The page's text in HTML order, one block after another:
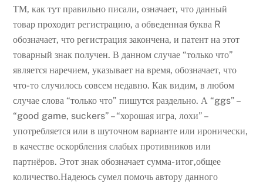
ТМ, как тут правильно писали, означает, что данный
товар проходит регистрацию, а обведенная буква R
обозначает, что регистрация закончена, и патент на этот
товарный знак получен. В данном случае “только что”
является наречием, указывает на время, обозначает, что
что-то случилось совсем недавно. Как видим, в любом
случае слова “только что” пишутся раздельно. А “ggs” –
“good game, suckers” – “хорошая игра, лохи” –
употребляется или в шуточном варианте или иронически,
в качестве оскорбления слабых противников или
партнёров. Этот знак обозначает сумма- итог,общее
количество.Надеюсь сумел помочь автору данного